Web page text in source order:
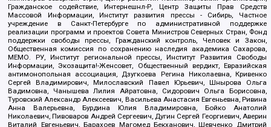
Гражданское содействие, Интернешнл-Р, Центр Защиты Прав Средств
Массовой Информации, Институт развития прессы - Сибирь, Частное
учреждение в Санкт-Петербурге по административной поддержке
реализации программ и проектов Совета Министров Северных Стран, Фонд
поддержки свободы прессы, Гражданский контроль, Человек и Закон,
Общественная комиссия по сохранению наследия академика Сахарова,
МЕМО. РУ, Институт региональной прессы, Институт Развития Свободы
Информации, Экозащита!-Женсовет, Общественный вердикт, Евразийская
антимонопольная ассоциация, Дзугкоева Регина Николаевна, Кривенко
Сергей Владимирович, Милославский Павел Юрьевич, Шнырова Ольга
Вадимовна, Чанышева Лилия Айратовна, Сидорович Ольга Борисовна,
Туровский Александр Алексеевич, Васильева Анастасия Евгеньевна, Ривина
Анна Валерьевна, Бурдина Юлия Владимировна, Бойко Анатолий
Николаевич, Пивоваров Андрей Сергеевич, Дугин Сергей Георгиевич, Аверин
Виталий Евгеньевич, Барахоев Магомед Бекханович, Шевченко Дмитрий